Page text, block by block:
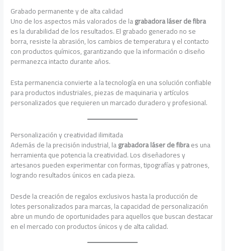
Grabado permanente y de alta calidad
Uno de los aspectos más valorados de lagrabadora láser de fibra
es la durabilidad de los resultados. El grabado generado no se
borra, resiste la abrasión, los cambios de temperatura y el contacto
con productos químicos, garantizando que la información o diseño
permanezca intacto durante años.
Esta permanencia convierte a la tecnología en una solución confiable
para productos industriales, piezas de maquinaria y artículos
personalizados que requieren un marcado duradero y profesional.
Personalización y creatividad ilimitada
Además de la precisión industrial, lagrabadora láser de fibraes una
herramienta que potencia la creatividad. Los diseñadores y
artesanos pueden experimentar con formas, tipografías y patrones,
logrando resultados únicos en cada pieza.
Desde la creación de regalos exclusivos hasta la producción de
lotes personalizados para marcas, la capacidad de personalización
abre un mundo de oportunidades para aquellos que buscan destacar
en el mercado con productos únicos y de alta calidad.